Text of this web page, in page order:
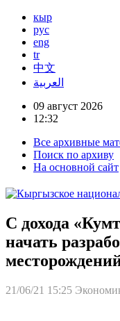
кыр
рус
eng
tr
中文
العربية
09 август 2026
12:32
Все архивные
Поиск по архиву
На основной сайт
С дохода
начать
21/06/21 15:25